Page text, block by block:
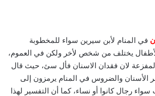
في المنام لأبن سيرين سواء للمخطوبة
الأطفال يختلف من شخص لأخر ولكن في العموم،
المفزعة لان فقدان الاسنان فأل سئ، حيث قال
الأسنان والضروس في المنام يرمزون إلى
سواء رجال كانوا أو نساء، كما أن التفسير لهذا